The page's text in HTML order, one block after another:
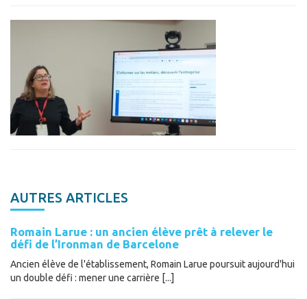
AUTRES ARTICLES
Romain Larue : un ancien élève prêt à relever le
défi de l’Ironman de Barcelone
Ancien élève de l'établissement, Romain Larue poursuit aujourd'hui
un double défi : mener une carrière [...]